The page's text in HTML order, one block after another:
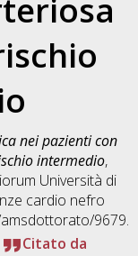
nei pazienti con
intermedio,
Università di
cardio nefro
9679.
Citato da